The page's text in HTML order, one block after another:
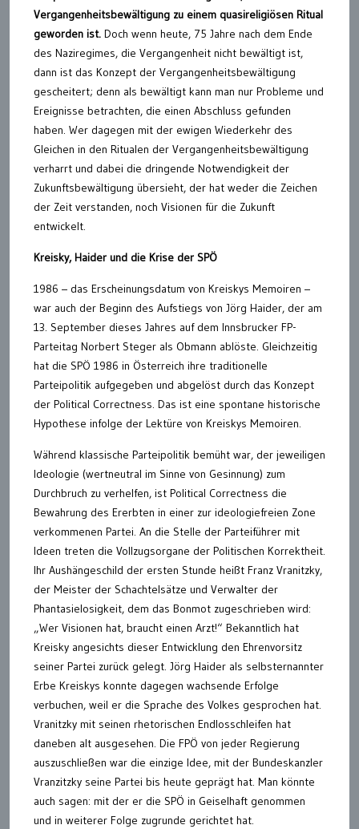
Vergangenheitsbewältigung zu einem quasireligiösen Ritual
geworden ist. Doch wenn heute, 75 Jahre nach dem Ende
des Naziregimes, die Vergangenheit nicht bewältigt ist,
dann ist das Konzept der Vergangenheitsbewältigung
gescheitert; denn als bewältigt kann man nur Probleme und
Ereignisse betrachten, die einen Abschluss gefunden
haben. Wer dagegen mit der ewigen Wiederkehr des
Gleichen in den Ritualen der Vergangenheitsbewältigung
verharrt und dabei die dringende Notwendigkeit der
Zukunftsbewältigung übersieht, der hat weder die Zeichen
der Zeit verstanden, noch Visionen für die Zukunft
entwickelt.
Kreisky, Haider und die Krise der SPÖ
1986 – das Erscheinungsdatum von Kreiskys Memoiren –
war auch der Beginn des Aufstiegs von Jörg Haider, der am
13. September dieses Jahres auf dem Innsbrucker FP-
Parteitag Norbert Steger als Obmann ablöste. Gleichzeitig
hat die SPÖ 1986 in Österreich ihre traditionelle
Parteipolitik aufgegeben und abgelöst durch das Konzept
der Political Correctness. Das ist eine spontane historische
Hypothese infolge der Lektüre von Kreiskys Memoiren.
Während klassische Parteipolitik bemüht war, der jeweiligen
Ideologie (wertneutral im Sinne von Gesinnung) zum
Durchbruch zu verhelfen, ist Political Correctness die
Bewahrung des Ererbten in einer zur ideologiefreien Zone
verkommenen Partei. An die Stelle der Parteiführer mit
Ideen treten die Vollzugsorgane der Politischen Korrektheit.
Ihr Aushängeschild der ersten Stunde heißt Franz Vranitzky,
der Meister der Schachtelsätze und Verwalter der
Phantasielosigkeit, dem das Bonmot zugeschrieben wird:
„Wer Visionen hat, braucht einen Arzt!“ Bekanntlich hat
Kreisky angesichts dieser Entwicklung den Ehrenvorsitz
seiner Partei zurück gelegt. Jörg Haider als selbsternannter
Erbe Kreiskys konnte dagegen wachsende Erfolge
verbuchen, weil er die Sprache des Volkes gesprochen hat.
Vranitzky mit seinen rhetorischen Endlosschleifen hat
daneben alt ausgesehen. Die FPÖ von jeder Regierung
auszuschließen war die einzige Idee, mit der Bundeskanzler
Vranzitzky seine Partei bis heute geprägt hat. Man könnte
auch sagen: mit der er die SPÖ in Geiselhaft genommen
und in weiterer Folge zugrunde gerichtet hat.